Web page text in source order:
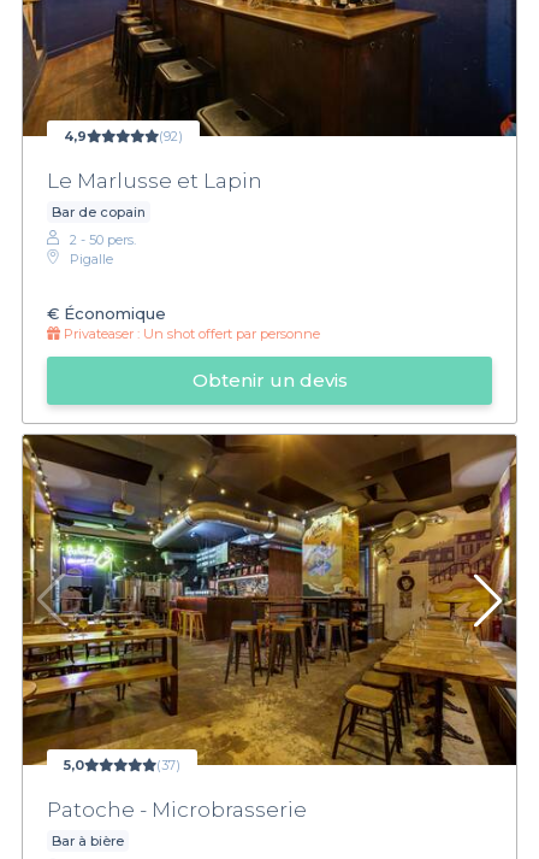
4,9 (92)
Le Marlusse et Lapin
Bar de copain
2 - 50 pers.
Pigalle
€ Économique
Privateaser : Un shot offert par personne
Obtenir un devis
5,0 (37)
Patoche - Microbrasserie
Bar à bière